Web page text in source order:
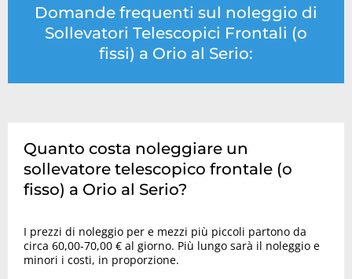
Domande frequenti sul noleggio di
Sollevatori Telescopici Frontali (o
fissi) a Orio al Serio:
Quanto costa noleggiare un
sollevatore telescopico frontale (o
fisso) a Orio al Serio?
I prezzi di noleggio per e mezzi più piccoli partono da
circa 60,00-70,00 € al giorno. Più lungo sarà il noleggio e
minori i costi, in proporzione.